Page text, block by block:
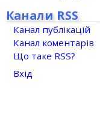
Канали RSS
Канал публікацій
Канал коментарів
Що таке RSS?
Вхід